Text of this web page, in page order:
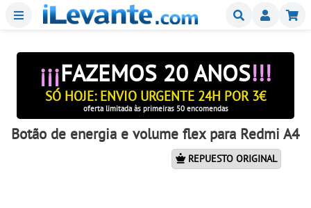
Menu Buscar
¡¡¡FAZEMOS 20 ANOS!!!
SÓ HOJE: ENVIO URGENTE 24H POR 3€
oferta limitada às primeiras 50 encomendas
Botão de energia e volume flex para Redmi A4
REPUESTO ORIGINAL